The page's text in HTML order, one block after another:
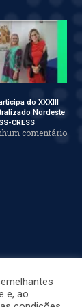
do XXXIII
Nordeste
CRESS
comentário
e, ao